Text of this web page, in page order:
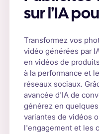
sur l'IA
Transformez vos
vidéo générées par
en vidéos de
à la performance et
réseaux sociaux.
avancée d'IA de
générez en
variantes de vidéos
l'engagement et les